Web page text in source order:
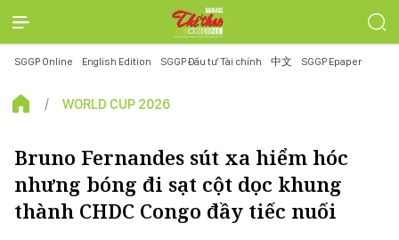
SGGP Online English Edition SGGP Đầu tư Tài chính 中文 SGGP Epaper
WORLD CUP 2026
Bruno Fernandes sút xa hiểm hóc
nhưng bóng đi sạt cột dọc khung
thành CHDC Congo đầy tiếc nuối